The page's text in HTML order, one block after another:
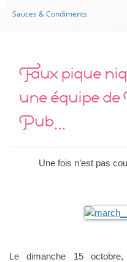
Sauces & Condiments
Faux pique
une équipe
Pub…
Une fois n’est pas
Le dimanche 15 octobre,